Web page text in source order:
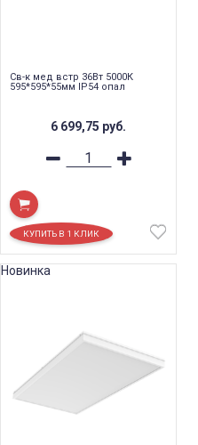
Св-к мед встр 36Вт 5000К
595*595*55мм IP54 опал
6 699,75 руб.
Новинка